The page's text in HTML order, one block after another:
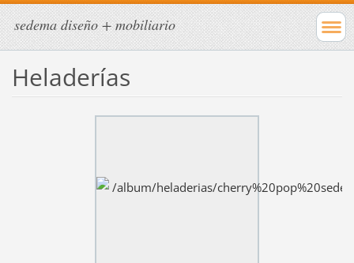
sedema diseño + mobiliario
Heladerías